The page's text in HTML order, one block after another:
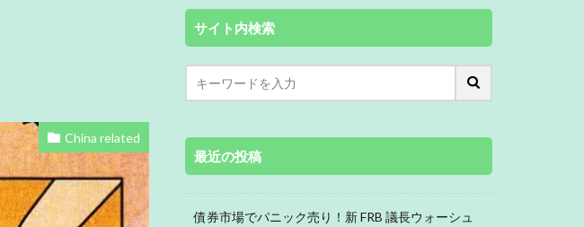
China related
サイト内検索
最近の投稿
債券市場でパニック売り！新 FRB 議長ウォーシュ